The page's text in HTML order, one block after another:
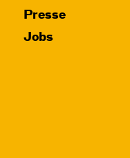
Presse
Jobs